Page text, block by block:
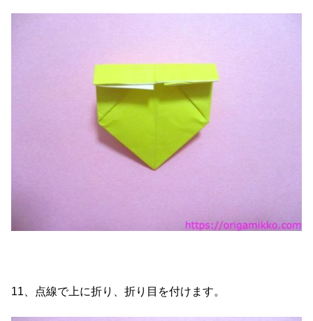
11、点線で上に折り、折り目を付けます。